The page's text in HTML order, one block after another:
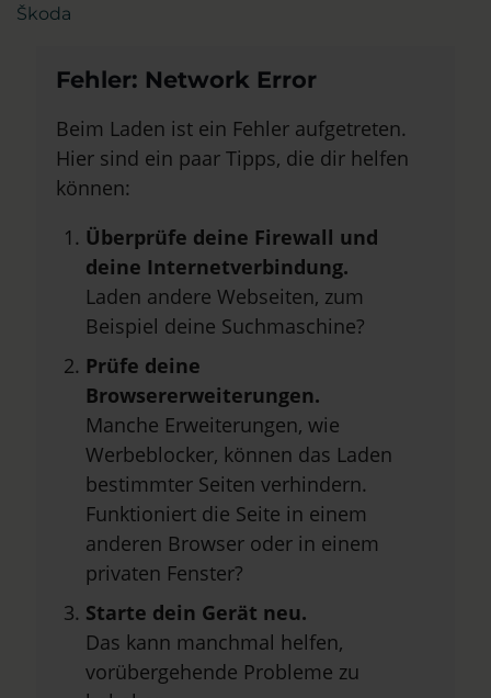
Škoda
Fehler: Network Error
Beim Laden ist ein Fehler aufgetreten.
Hier sind ein paar Tipps, die dir helfen
können:
Überprüfe deine Firewall und
deine Internetverbindung.
Laden andere Webseiten, zum
Beispiel deine Suchmaschine?
Prüfe deine
Browsererweiterungen.
Manche Erweiterungen, wie
Werbeblocker, können das Laden
bestimmter Seiten verhindern.
Funktioniert die Seite in einem
anderen Browser oder in einem
privaten Fenster?
Starte dein Gerät neu.
Das kann manchmal helfen,
vorübergehende Probleme zu